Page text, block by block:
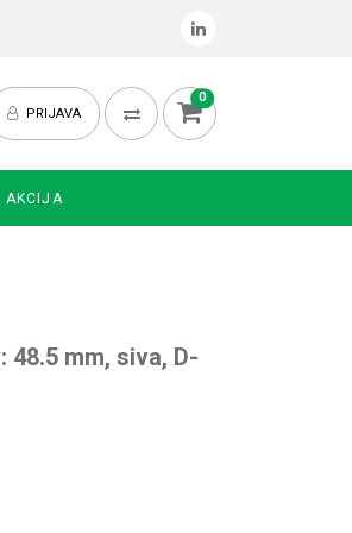
PRIJAVA
0
AKCIJA
48.5 mm, siva, D-